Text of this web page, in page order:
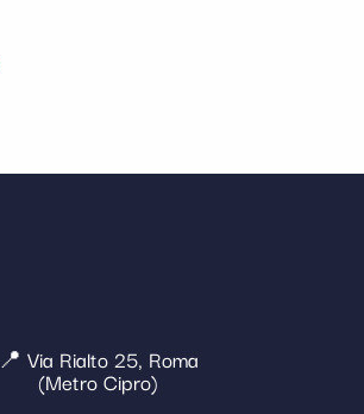
📍 Via Rialto 25, Roma
(Metro Cipro)